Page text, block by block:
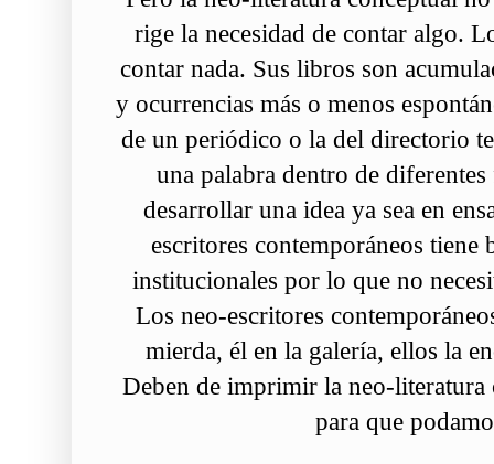
rige la necesidad de contar algo.
contar nada. Sus libros son
y ocurrencias más o menos
de un periódico o la del directorio
una palabra dentro de
desarrollar una idea ya sea en
escritores contemporáneos tiene
institucionales por lo que no
Los neo-escritores
mierda, él en la galería, ellos la
Deben de imprimir la neo-
para que